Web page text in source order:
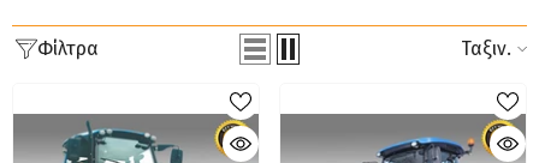
Φίλτρα Ταξιν.